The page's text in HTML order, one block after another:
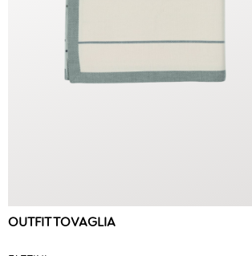
OUTFIT TOVAGLIA